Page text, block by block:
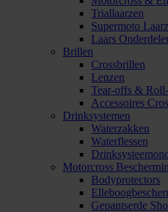
Triallaarzen
Supermoto
Laars
Brillen
Crossbrillen
Lenzen
Tear-offs &
Accessoires
Drinksystemen
Waterzakken
Waterflessen
Motorcross
Bodyprotectors
Gepantserde